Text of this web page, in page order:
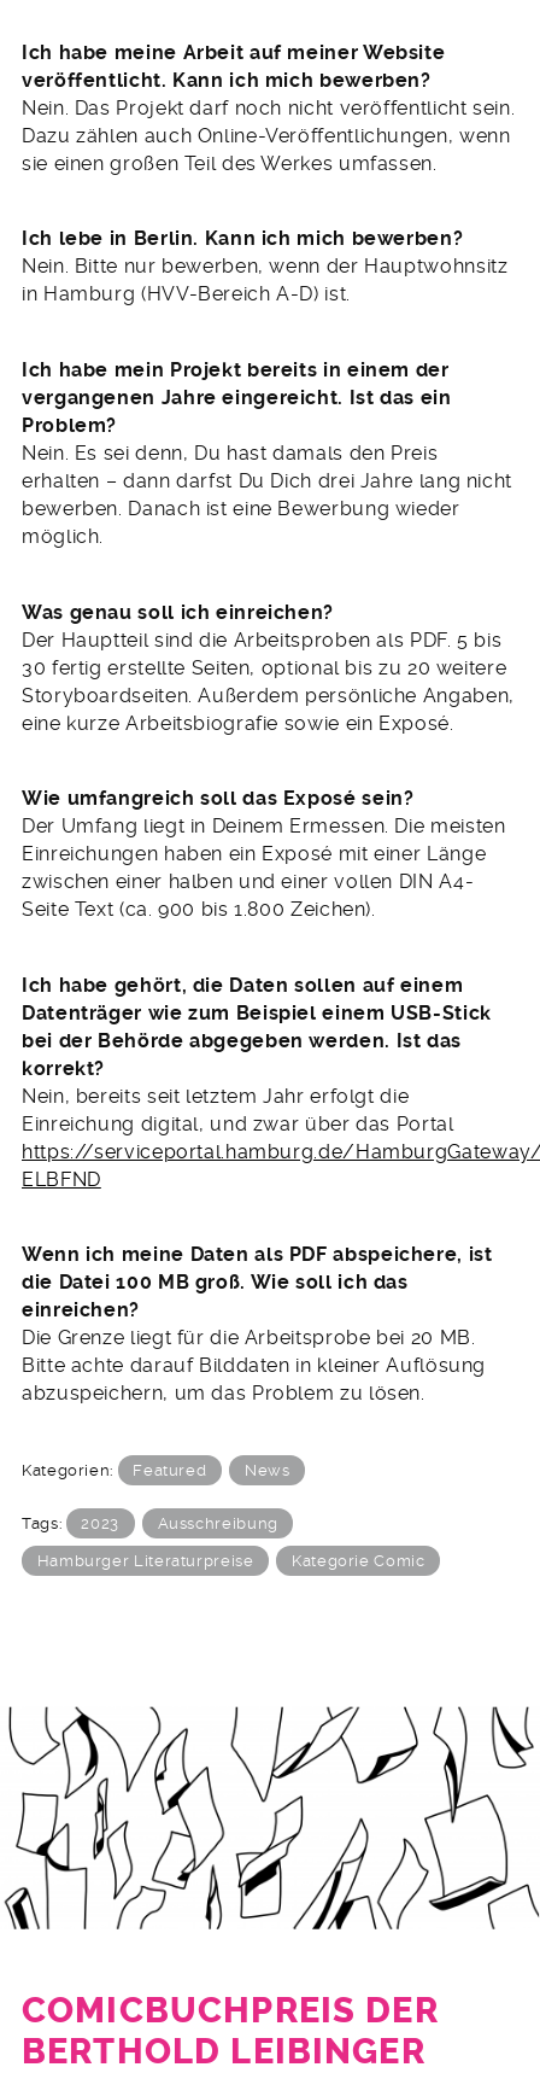
Ich habe meine Arbeit auf meiner Website
veröffentlicht. Kann ich mich bewerben?
Nein. Das Projekt darf noch nicht veröffentlicht sein.
Dazu zählen auch Online-Veröffentlichungen, wenn
sie einen großen Teil des Werkes umfassen.
Ich lebe in Berlin. Kann ich mich bewerben?
Nein. Bitte nur bewerben, wenn der Hauptwohnsitz
in Hamburg (HVV-Bereich A-D) ist.
Ich habe mein Projekt bereits in einem der
vergangenen Jahre eingereicht. Ist das ein
Problem?
Nein. Es sei denn, Du hast damals den Preis
erhalten – dann darfst Du Dich drei Jahre lang nicht
bewerben. Danach ist eine Bewerbung wieder
möglich.
Was genau soll ich einreichen?
Der Hauptteil sind die Arbeitsproben als PDF. 5 bis
30 fertig erstellte Seiten, optional bis zu 20 weitere
Storyboardseiten. Außerdem persönliche Angaben,
eine kurze Arbeitsbiografie sowie ein Exposé.
Wie umfangreich soll das Exposé sein?
Der Umfang liegt in Deinem Ermessen. Die meisten
Einreichungen haben ein Exposé mit einer Länge
zwischen einer halben und einer vollen DIN A4-
Seite Text (ca. 900 bis 1.800 Zeichen).
Ich habe gehört, die Daten sollen auf einem
Datenträger wie zum Beispiel einem USB-Stick
bei der Behörde abgegeben werden. Ist das
korrekt?
Nein, bereits seit letztem Jahr erfolgt die
Einreichung digital, und zwar über das Portal
https://serviceportal.hamburg.de/
ELBFND
Wenn ich meine Daten als PDF abspeichere, ist
die Datei 100 MB groß. Wie soll ich das
einreichen?
Die Grenze liegt für die Arbeitsprobe bei 20 MB.
Bitte achte darauf Bilddaten in kleiner Auflösung
abzuspeichern, um das Problem zu lösen.
Kategorien: Featured News
Tags: 2023 Ausschreibung
Hamburger Literaturpreise Kategorie Comic
COMICBUCHPREIS DER
BERTHOLD LEIBINGER